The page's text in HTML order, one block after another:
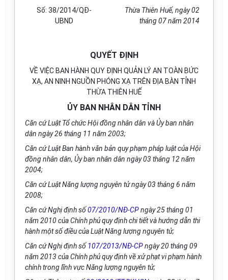
Số: 38/2014/QĐ-
UBND
Thừa Thiên Huế, ngày 02
tháng 07 năm 2014
QUYẾT ĐỊNH
VỀ VIỆC BAN HÀNH QUY ĐỊNH QUẢN LÝ AN TOÀN BỨC
XẠ, AN NINH NGUỒN PHÓNG XẠ TRÊN ĐỊA BÀN TỈNH
THỪA THIÊN HUẾ
ỦY BAN NHÂN DÂN TỈNH
Căn cứ Luật Tổ chức Hội đồng nhân dân và Ủy ban nhân
dân ngày 26 tháng 11 năm 2003;
Căn cứ Luật Ban hành văn bản quy phạm pháp luật của Hội
đồng nhân dân, Ủy ban nhân dân ngày 03 tháng 12 năm
2004;
Căn cứ Luật Năng lượng nguyên tử ngày 03 tháng 6 năm
2008;
Căn cứ Nghị định số07/2010/NĐ-CPngày 25 tháng 01
năm 2010 của Chính phủ quy định chi tiết và hướng dẫn thi
hành một số điều của Luật Năng lượng nguyên tử;
Căn cứ Nghị định số 107/2013/NĐ-CPngày 20 tháng 09
năm 2013 của Chính phủ quy định về xử phạt vi phạm hành
chính trong lĩnh vực Năng lượng nguyên tử;